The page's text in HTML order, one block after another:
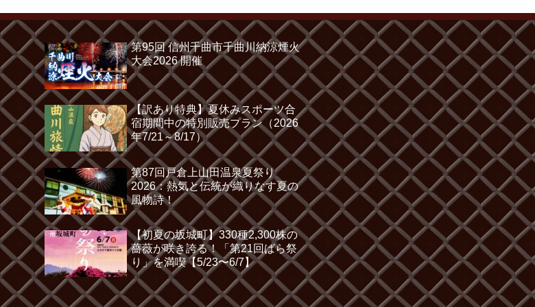
第95回 信州千曲市千曲川納涼煙火
大会2026 開催
【訳あり特典】夏休みスポーツ合
宿期間中の特別販売プラン（2026
年7/21～8/17）
第87回戸倉上山田温泉夏祭り
2026：熱気と伝統が織りなす夏の
風物詩！
【初夏の坂城町】330種2,300株の
薔薇が咲き誇る！「第21回ばら祭
り」を満喫【5/23〜6/7】